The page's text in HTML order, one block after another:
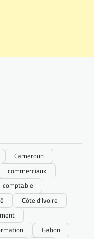
Cameroun
commerciaux
comptable
Côte d’Ivoire
Gabon